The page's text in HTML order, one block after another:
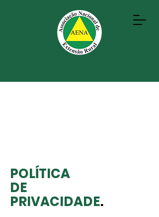
POLÍTICA
DE
PRIVACIDADE.